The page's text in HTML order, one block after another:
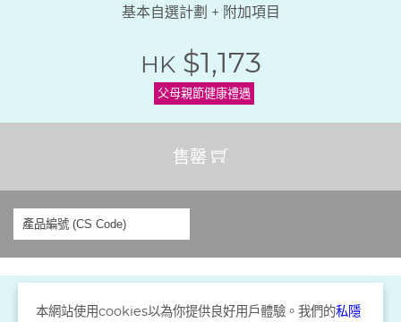
基本自選計劃 + 附加項目
HK $1,173
父母親節健康禮遇
售罄
本網站使用cookies以為你提供良好用戶體驗。我們的私隱